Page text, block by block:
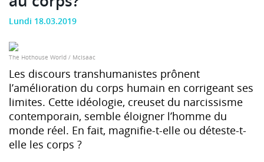
Lundi 18.03.2019
The Hothouse World / McIsaac
Les discours transhumanistes prônent
l’amélioration du corps humain en corrigeant ses
limites. Cette idéologie, creuset du narcissisme
contemporain, semble éloigner l’homme du
monde réel. En fait, magnifie-t-elle ou déteste-t-
elle les corps ?